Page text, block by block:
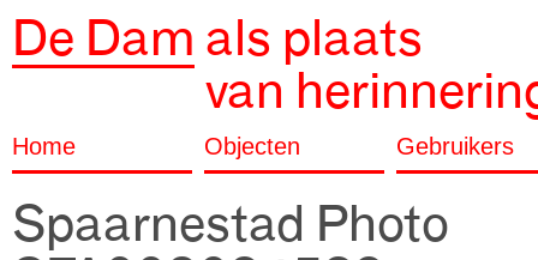
De Dam als plaats
van
Home Objecten Gebruikers
Spaarnestad Photo